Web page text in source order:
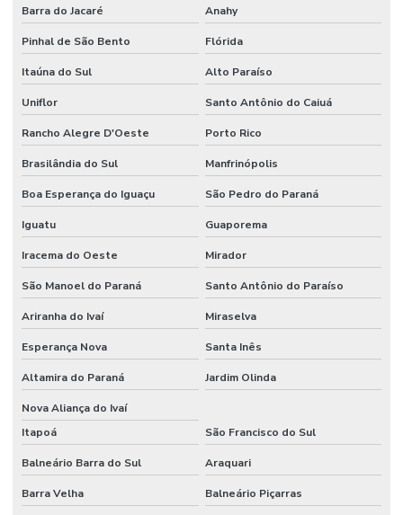
Barra do Jacaré Anahy
Pinhal de São Bento Flórida
Itaúna do Sul Alto Paraíso
Uniflor Santo Antônio do Caiuá
Rancho Alegre D'Oeste Porto Rico
Brasilândia do Sul Manfrinópolis
Boa Esperança do Iguaçu São Pedro do Paraná
Iguatu Guaporema
Iracema do Oeste Mirador
São Manoel do Paraná Santo Antônio do Paraíso
Ariranha do Ivaí Miraselva
Esperança Nova Santa Inês
Altamira do Paraná Jardim Olinda
Nova Aliança do Ivaí
Itapoá
São Francisco do Sul
Balneário Barra do Sul Araquari
Barra Velha Balneário Piçarras